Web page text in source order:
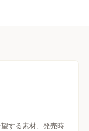
する素材、発売時